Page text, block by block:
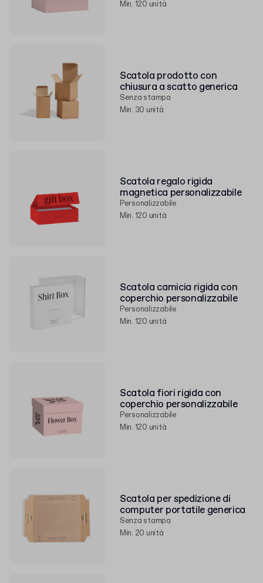
Min. 120 unità
Scatola prodotto con
chiusura a scatto generica
Senza stampa
Min. 30 unità
Scatola regalo rigida
magnetica personalizzabile
Personalizzabile
Min. 120 unità
Scatola camicia rigida con
coperchio personalizzabile
Personalizzabile
Min. 120 unità
Scatola fiori rigida con
coperchio personalizzabile
Personalizzabile
Min. 120 unità
Scatola per spedizione di
computer portatile generica
Senza stampa
Min. 20 unità